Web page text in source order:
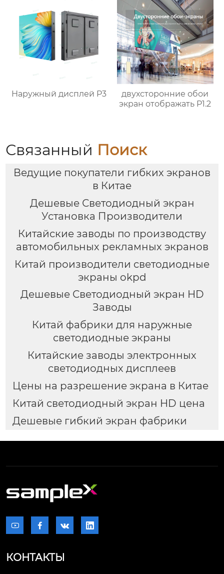
Наружный дисплей P3
двухсторонние обои
экран отображать P1.2
Связанный Поиск
Ведущие покупатели гибких экранов
в Китае
Дешевые Светодиодный экран
Установка Производители
Китайские заводы по производству
автомобильных рекламных экранов
Китай производители светодиодные
экраны okpd
Дешевые Светодиодный экран HD
Заводы
Китай фабрики для наружные
светодиодные экраны
Китайские заводы электронных
светодиодных дисплеев
Цены на разрешение экрана в Китае
Китай светодиодный экран HD цена
Дешевые гибкий экран фабрики
   
КОНТАКТЫ